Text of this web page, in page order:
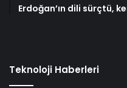
Erdoğan’ın dili sürçtü,
Teknoloji Haberleri